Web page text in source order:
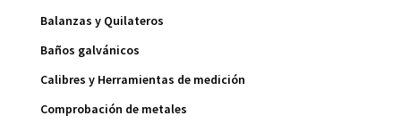
Balanzas y Quilateros
Baños galvánicos
Calibres y Herramientas de medición
Comprobación de metales